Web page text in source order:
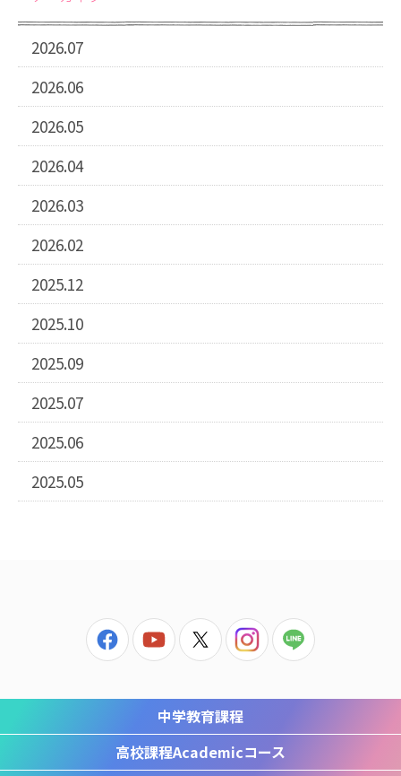
2026.07
2026.06
2026.05
2026.04
2026.03
2026.02
2025.12
2025.10
2025.09
2025.07
2025.06
2025.05
中学教育課程
高校課程Academicコース